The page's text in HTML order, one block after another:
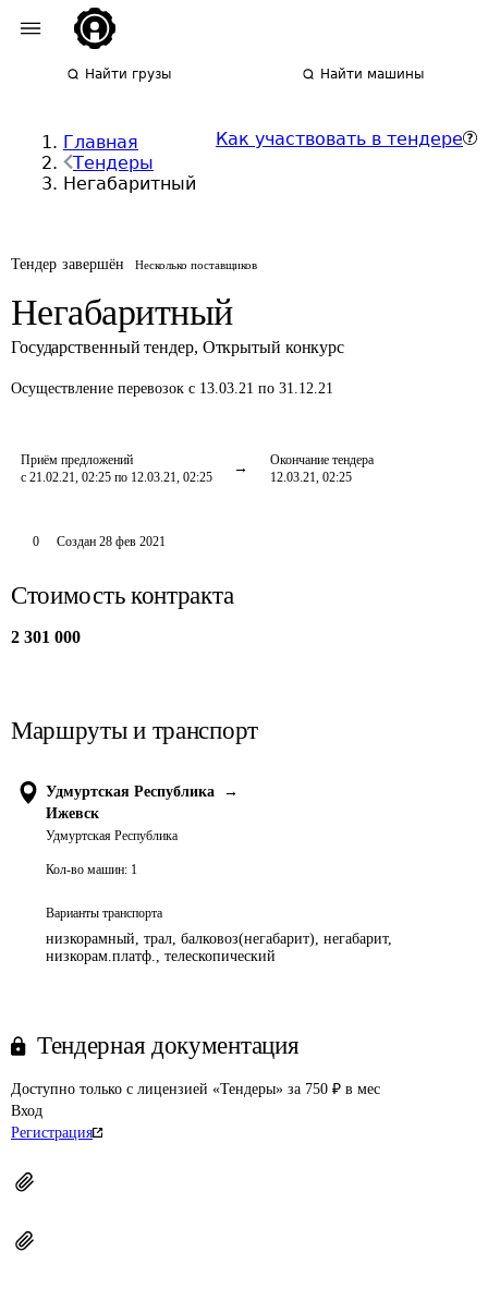
Найти грузы Найти машины
Главная
Тендеры
Негабаритный
Как участвовать в тендере
Тендер завершён Несколько поставщиков
Негабаритный
Государственный тендер, Открытый конкурс
Осуществление перевозок с 13.03.21 по 31.12.21
Приём предложений
с 21.02.21, 02:25 по 12.03.21, 02:25
Окончание тендера
12.03.21, 02:25
0 Создан 28 фев 2021
Стоимость контракта
2 301 000
Маршруты и транспорт
Удмуртская Республика
→
Ижевск
Удмуртская Республика
Кол-во машин: 1
Варианты транспорта
низкорамный, трал, балковоз(негабарит), негабарит,
низкорам.платф., телескопический
Тендерная документация
Доступно только с лицензией «Тендеры» за 750 ₽ в мес
Вход
Регистрация